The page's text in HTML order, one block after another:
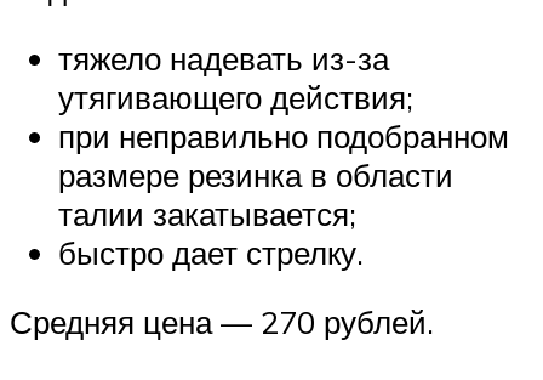
тяжело надевать из-за
утягивающего действия;
при неправильно подобранном
размере резинка в области
талии закатывается;
быстро дает стрелку.
Средняя цена — 270 рублей.